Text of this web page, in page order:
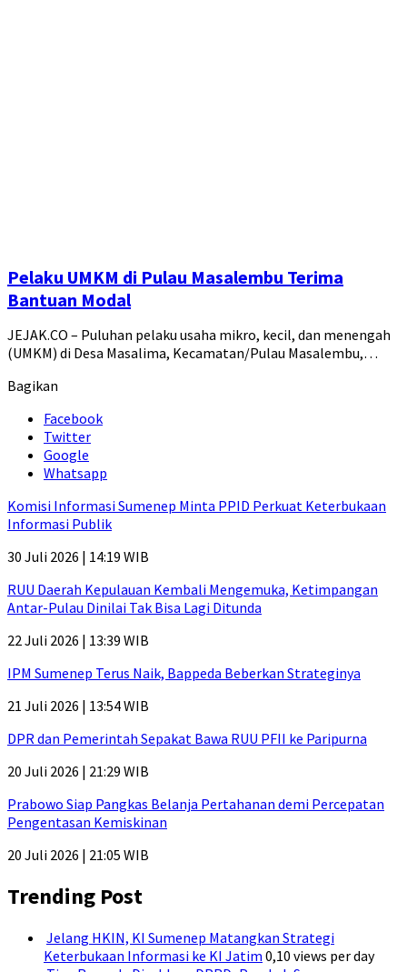
Pelaku UMKM di Pulau Masalembu Terima
Bantuan Modal
JEJAK.CO – Puluhan pelaku usaha mikro, kecil, dan menengah
(UMKM) di Desa Masalima, Kecamatan/Pulau Masalembu,…
Bagikan
Facebook
Twitter
Google
Whatsapp
Komisi Informasi Sumenep Minta PPID Perkuat Keterbukaan
Informasi Publik
30 Juli 2026 | 14:19 WIB
RUU Daerah Kepulauan Kembali Mengemuka, Ketimpangan
Antar-Pulau Dinilai Tak Bisa Lagi Ditunda
22 Juli 2026 | 13:39 WIB
IPM Sumenep Terus Naik, Bappeda Beberkan Strateginya
21 Juli 2026 | 13:54 WIB
DPR dan Pemerintah Sepakat Bawa RUU PFII ke Paripurna
20 Juli 2026 | 21:29 WIB
Prabowo Siap Pangkas Belanja Pertahanan demi Percepatan
Pengentasan Kemiskinan
20 Juli 2026 | 21:05 WIB
Trending Post
Jelang HKIN, KI Sumenep Matangkan Strategi
Keterbukaan Informasi ke KI Jatim 0,10 views per day